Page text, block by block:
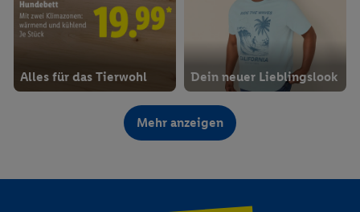
Alles für das Tierwohl Dein neuer Lieblingslook
Ab Do. 13.8.
Mehr anzeigen